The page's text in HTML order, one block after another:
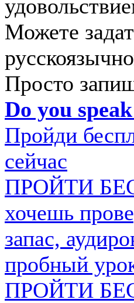
Можете
Просто
Do you
Пройди
сейчас
ПРОЙТИ
хочешь
запас,
пробный
ПРОЙТИ